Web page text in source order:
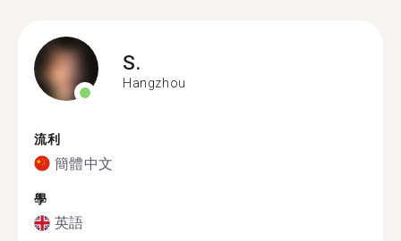
S.
Hangzhou
流利
簡體中文
學
英語